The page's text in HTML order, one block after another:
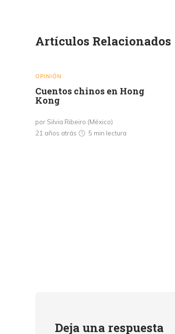
Artículos Relacionados
OPINIÓN
Cuentos chinos en Hong
Kong
por Silvia Ribeiro (México)
21 años atrás
5 min lectura
Deja una respuesta